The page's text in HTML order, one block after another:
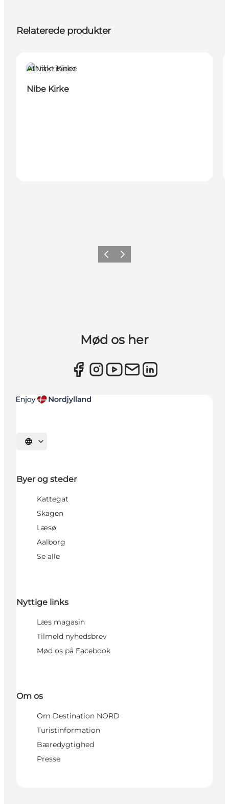
Relaterede produkter
Attraktioner
Nibe Kirke
ForrigeNæste
Mød os her
Vælg sprog
Byer og steder
Kattegat
Skagen
Læsø
Aalborg
Se alle
Nyttige links
Læs magasin
Tilmeld nyhedsbrev
Mød os på Facebook
Om os
Om Destination NORD
Turistinformation
Bæredygtighed
Presse